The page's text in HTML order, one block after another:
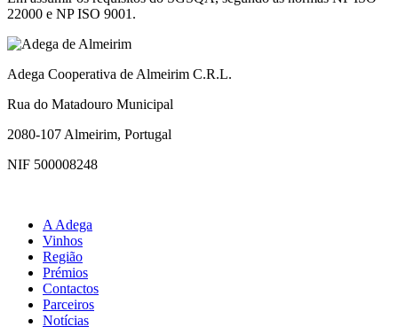
22000 e NP ISO 9001.
Adega Cooperativa de Almeirim C.R.L.
Rua do Matadouro Municipal
2080-107 Almeirim, Portugal
NIF 500008248
A Adega
Vinhos
Região
Prémios
Contactos
Parceiros
Notícias